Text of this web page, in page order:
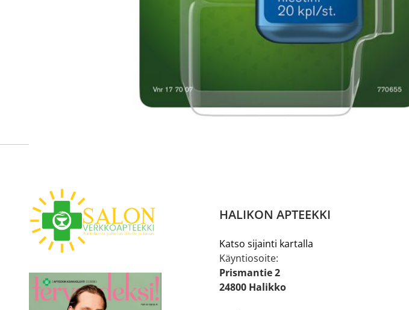
Reseptilääkkeiden tilaaminen edellyttää voimassa olevaa reseptiä, ja voit
-palvelusta. Tilausta varten sinun pitää ensin
tunnistautua. Apteekki käsittelee tilauksesi, jonka jälkeen voit maksaa ostoksesi.
HALIKON APTEEKKI
Katso sijainti kartalla
Käyntiosoite:
Prismantie 2
24800 Halikko